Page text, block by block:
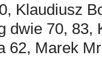
Klaudiusz
dwie 70,
62, Marek